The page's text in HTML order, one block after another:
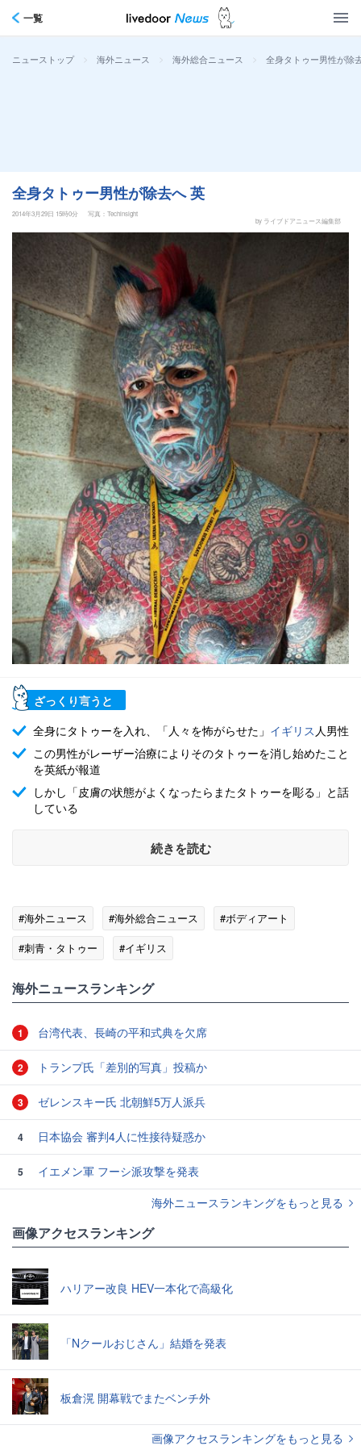
一覧
ニューストップ > 海外ニュース > 海外総合ニュース > 全身タトゥー男性が除
全身タトゥー男性が除去へ 英
2014年3月29日 15時0分
写真：Techinsight
by ライブドアニュース編集部
ざっくり言うと
全身にタトゥーを入れ、「人々を怖がらせた」 イギリス 人男性
この男性がレーザー治療によりそのタトゥーを消し始めたこと
を英紙が報道
しかし「皮膚の状態がよくなったらまたタトゥーを彫る」と話
している
続きを読む
#海外ニュース #海外総合ニュース
#ボディアート
#刺青・タトゥー
#イギリス
海外ニュースランキング
1 台湾代表、長崎の平和式典を欠席
2 トランプ氏「差別的写真」投稿か
3 ゼレンスキー氏 北朝鮮5万人派兵
4 日本協会 審判4人に性接待疑惑か
5
イエメン軍 フーシ派攻撃を発表
海外ニュースランキングをもっと見る
画像アクセスランキング
ハリアー改良 HEV一本化で高級化
「Nクールおじさん」結婚を発表
板倉滉 開幕戦でまたベンチ外
画像アクセスランキングをもっと見る